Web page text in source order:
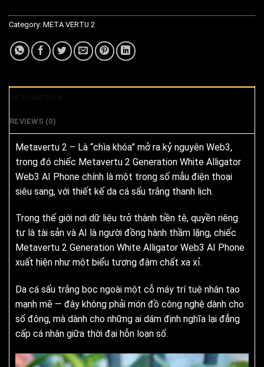
Category: META VERTU 2
REVIEWS (0)
Metavertu 2 – Là “chìa khóa” mở ra kỷ nguyên Web3,
trong đó chiếc Metavertu 2 Generation White Alligator
Web3 AI Phone chính là một trong số mẫu điện thoại
siêu sang, với thiết kế da cá sấu trắng thanh lịch.
Trong thế giới nơi dữ liệu trở thành tiền tệ, quyền riêng
tư là tài sản và AI là người đồng hành thầm lặng, chiếc
Metavertu 2 Generation White Alligator Web3 AI Phone
xuất hiện như một biểu tượng đậm chất xa xỉ.
Da cá sấu trắng bọc ngoài một cỗ máy trí tuệ nhân tạo
mạnh mẽ — đây không phải món đồ công nghệ dành cho
số đông, mà dành cho những ai dám định nghĩa lại đẳng
cấp cá nhân giữa thời đại hỗn loạn số.